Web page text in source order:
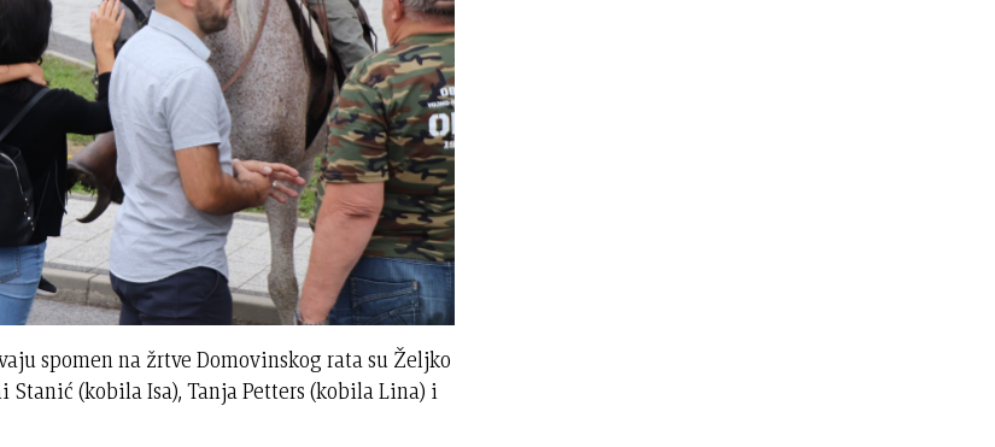
spomen na žrtve Domovinskog rata su Željko
Stanić (kobila Isa), Tanja Petters (kobila Lina) i